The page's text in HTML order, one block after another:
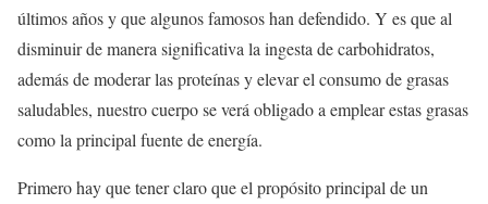
últimos años y que algunos famosos han defendido. Y es que al
disminuir de manera significativa la ingesta de carbohidratos,
además de moderar las proteínas y elevar el consumo de grasas
saludables, nuestro cuerpo se verá obligado a emplear estas grasas
como la principal fuente de energía.
Primero hay que tener claro que el propósito principal de un